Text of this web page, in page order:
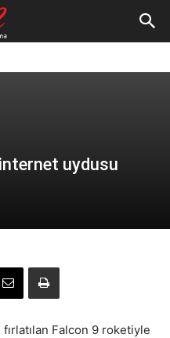
uydusu
Falcon 9 roketiyle